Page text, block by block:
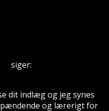
siger:
dit indlæg og jeg synes
og lærerigt for